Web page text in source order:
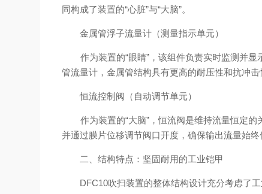
同构成了装置的“心脏”与“大脑”。
金属管浮子流量计（测量指示单元）
作为装置的“眼睛”，该组件负责实时监测并显
管流量计，金属管结构具有更高的耐压性和抗冲
恒流控制阀（自动调节单元）
作为装置的“大脑”，恒流阀是维持流量恒定的
并通过膜片位移调节阀口开度，确保输出流量始终
二、结构特点：坚固耐用的工业铠甲
DFC10吹扫装置的整体结构设计充分考虑了工